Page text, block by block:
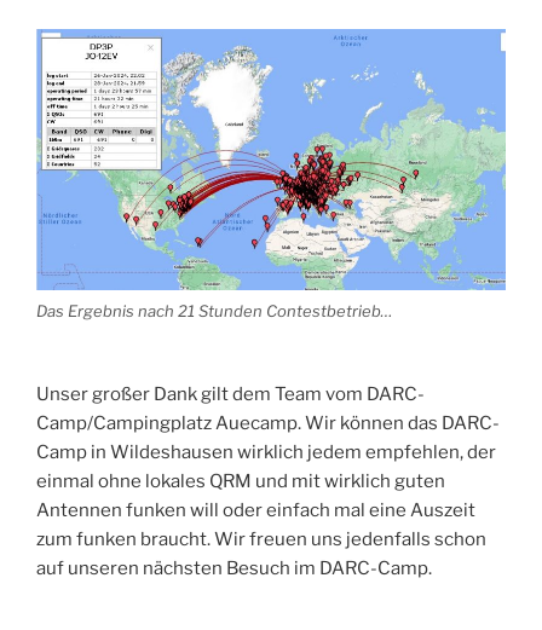
Das Ergebnis nach 21 Stunden Contestbetrieb…
Unser großer Dank gilt dem Team vom DARC-
Camp/Campingplatz Auecamp. Wir können das DARC-
Camp in Wildeshausen wirklich jedem empfehlen, der
einmal ohne lokales QRM und mit wirklich guten
Antennen funken will oder einfach mal eine Auszeit
zum funken braucht. Wir freuen uns jedenfalls schon
auf unseren nächsten Besuch im DARC-Camp.